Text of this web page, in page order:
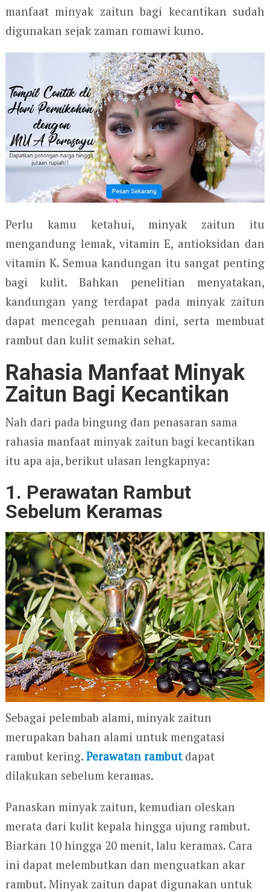
manfaat minyak zaitun bagi kecantikan sudah
digunakan sejak zaman romawi kuno.
Perlu kamu ketahui, minyak zaitun itu
mengandung lemak, vitamin E, antioksidan dan
vitamin K. Semua kandungan itu sangat penting
bagi kulit. Bahkan penelitian menyatakan,
kandungan yang terdapat pada minyak zaitun
dapat mencegah penuaan dini, serta membuat
rambut dan kulit semakin sehat.
Rahasia Manfaat Minyak
Zaitun Bagi Kecantikan
Nah dari pada bingung dan penasaran sama
rahasia manfaat minyak zaitun bagi kecantikan
itu apa aja, berikut ulasan lengkapnya:
1. Perawatan Rambut
Sebelum Keramas
Sebagai pelembab alami, minyak zaitun
merupakan bahan alami untuk mengatasi
rambut kering. Perawatan rambutdapat
dilakukan sebelum keramas.
Panaskan minyak zaitun, kemudian oleskan
merata dari kulit kepala hingga ujung rambut.
Biarkan 10 hingga 20 menit, lalu keramas. Cara
ini dapat melembutkan dan menguatkan akar
rambut. Minyak zaitun dapat digunakan untuk